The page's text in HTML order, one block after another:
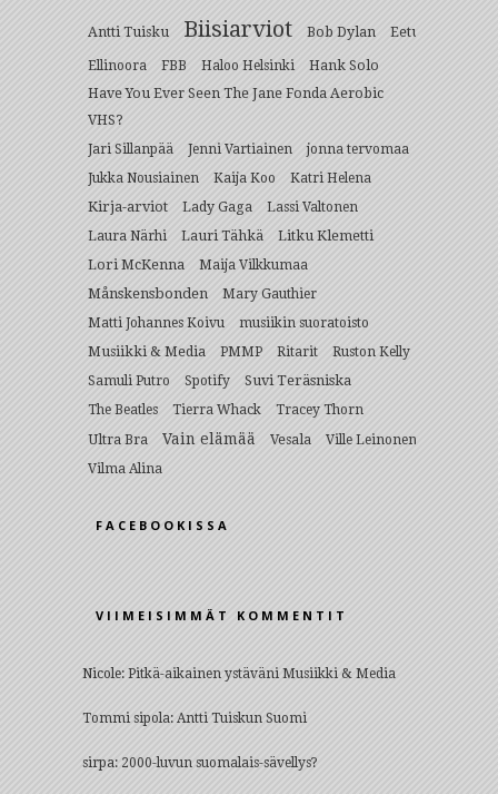
Antti Tuisku Biisiarviot Bob Dylan Eetu
Ellinoora FBB Haloo Helsinki
Hank Solo
Have You Ever Seen The Jane Fonda Aerobic
VHS?
Jari Sillanpää Jenni Vartiainen
jonna tervomaa
Jukka Nousiainen
Kaija Koo Katri Helena
Kirja-arviot Lady Gaga
Lassi Valtonen
Laura Närhi
Lauri Tähkä
Litku Klemetti
Lori McKenna
Maija Vilkkumaa
Månskensbonden
Mary Gauthier
Matti Johannes Koivu
musiikin suoratoisto
Musiikki & Media PMMP Ritarit
Ruston Kelly
Samuli Putro
Spotify Suvi Teräsniska
The Beatles Tierra Whack Tracey Thorn
Ultra Bra Vain elämää Vesala
Ville Leinonen
Vilma Alina
FACEBOOKISSA
VIIMEISIMMÄT KOMMENTIT
Nicole: Pitkä-aikainen ystäväni Musiikki & Media
Tommi sipola: Antti Tuiskun Suomi
sirpa: 2000-luvun suomalais-sävellys?